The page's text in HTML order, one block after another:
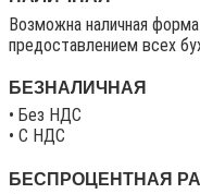
Возможна наличная
предоставлением всех
БЕЗНАЛИЧНАЯ
• Без НДС
• C НДС
БЕСПРОЦЕНТНАЯ